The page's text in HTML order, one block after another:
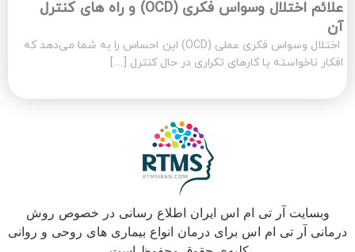
علائم اختلال وسواس فکری (OCD) و راه های کنترل
آن
اختلال وسواس فکری عملی (OCD) این احساس را به شما می‌دهد که
افکار ناخواسته یا کارهای تکراری در حال کنترل […]
وبسایت آر تی ام اس ایران اطلاع رسانی در خصوص روش
درمانی آر تی ام اس برای درمان انواع بیماری های روحی و روانی